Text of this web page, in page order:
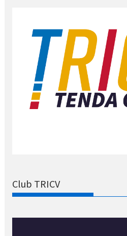
Club TRICV